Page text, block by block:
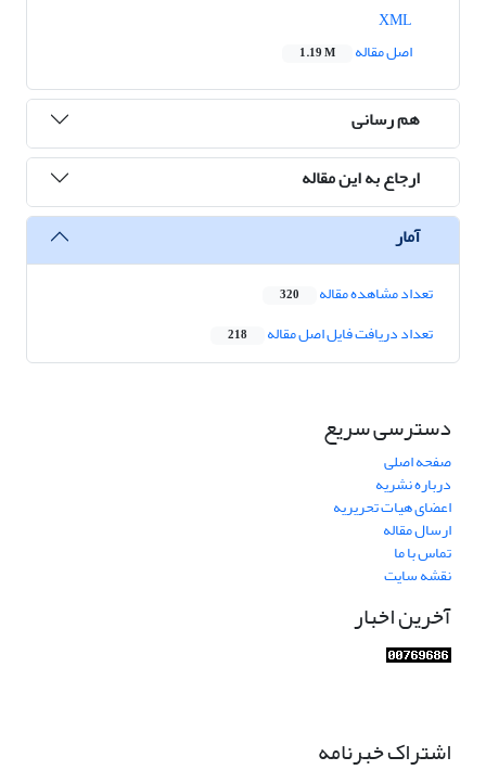
اصل مقاله
1.19 M
هم رسانی
ارجاع به این مقاله
آمار
تعداد مشاهده مقاله 320
تعداد دریافت فایل اصل مقاله 218
دسترسی سریع
صفحه اصلی
درباره نشریه
اعضای هیات تحریریه
ارسال مقاله
تماس با ما
نقشه سایت
آخرین اخبار
اشتراک خبرنامه